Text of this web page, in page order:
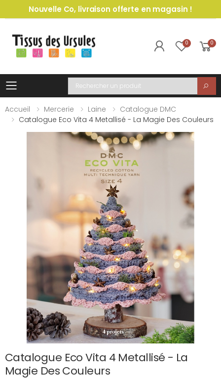
Nouvelle Co, livraison offerte en magasin !
0 0
Toggle mobile menu
Recherche
Accueil
Mercerie Laine
Catalogue DMC
Catalogue Eco Vita 4 Metallisé - La Magie Des Couleurs
Catalogue Eco Vita 4 Metallisé - La
Magie Des Couleurs